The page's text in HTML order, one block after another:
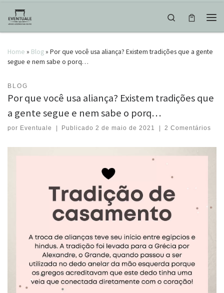
Skip to content
Search
Home » Blog» Por que você usa aliança? Existem tradições que a gente
segue e nem sabe o porq…
BLOG
Por que você usa aliança? Existem tradições que
a gente segue e nem sabe o porq…
por Eventuale Publicado2 de maio de 2021 2 Comentários